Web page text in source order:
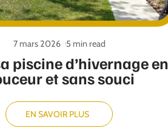
piscine d’hivernage en
et sans souci
7 mars 2026 5 min read
EN SAVOIR PLUS